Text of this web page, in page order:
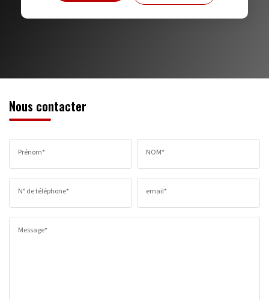
Nous contacter
Prénom* NOM*
N° de téléphone* email*
Message*